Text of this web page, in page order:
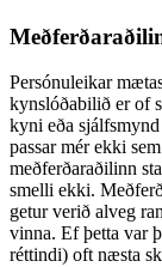
Persónuleikar
kynslóðabilið er of
kyni eða
passar mér ekki
meðferðaraðilinn
smelli ekki.
getur verið alveg
vinna. Ef þetta var
réttindi) oft næsta